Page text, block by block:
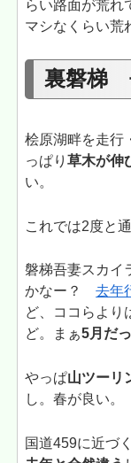
らい路面が荒れ
マシなくらい荒
裏磐梯
桧原湖畔を走行
っぱり草木が伸
い。
これでは2度と
磐梯吾妻スカイ
かなー？去年
ど、ココらより
ど。まぁ5月だ
やっぱ山ツーリ
し。春が良い。
国道459に近づ